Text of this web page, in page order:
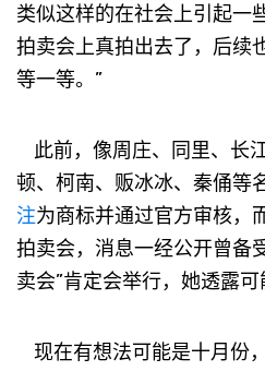
类似这样的在社会上引起一
拍卖会上真拍出去了，后续
等一等。”
此前，像周庄、同里、长
顿、柯南、贩冰冰、秦俑等
注为商标并通过官方审核，
拍卖会，消息一经公开曾备
卖会”肯定会举行，她透露可
现在有想法可能是十月份